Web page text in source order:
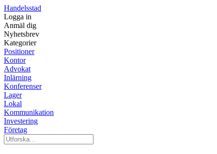
Handelsstad
Logga in
Anmäl dig
Nyhetsbrev
Kategorier
Positioner
Kontor
Advokat
Inlärning
Konferenser
Lager
Lokal
Kommunikation
Investering
Företag